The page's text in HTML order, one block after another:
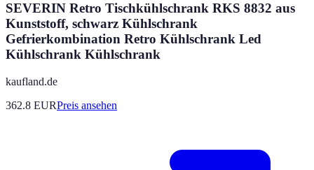
SEVERIN Retro Tischkühlschrank RKS 8832 aus
Kunststoff, schwarz Kühlschrank
Gefrierkombination Retro Kühlschrank Led
Kühlschrank Kühlschrank
kaufland.de
362.8 EURPreis ansehen